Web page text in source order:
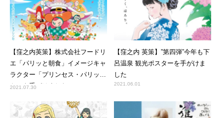
【窪之内英策】株式会社フードリ
エ「パリッと朝食」イメージキャ
ラクター「プリンセス・パリッ
ト」を手がけました
2021.07.30
【窪之内 英策】”第四弾”今年も下
呂温泉 観光ポスターを手がけま
した
2021.06.01